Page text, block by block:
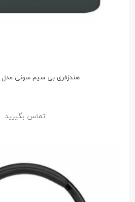
هندزفری بی سیم سونی مدل WF-1000X
تماس بگیرید